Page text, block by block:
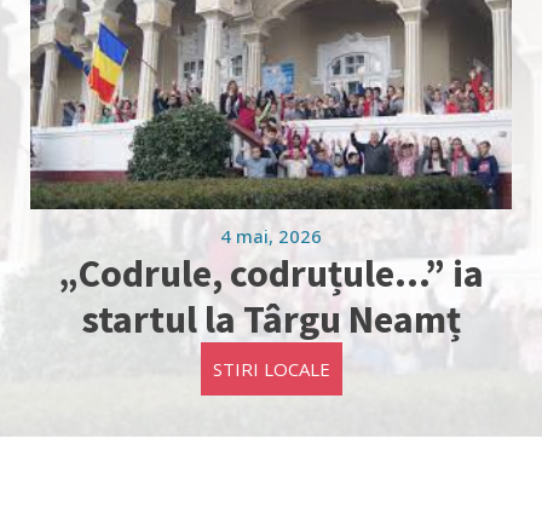
4 mai, 2026
„Codrule, codruțule...” ia
startul la Târgu Neamț
STIRI LOCALE